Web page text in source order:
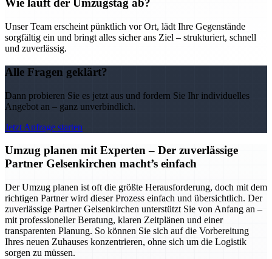
Wie läuft der Umzugstag ab?
Unser Team erscheint pünktlich vor Ort, lädt Ihre Gegenstände
sorgfältig ein und bringt alles sicher ans Ziel – strukturiert, schnell
und zuverlässig.
Alle Fragen geklärt?
Dann probieren Sie es jetzt aus und fordern Sie Ihr individuelles
Angebot an – ganz unverbindlich.
Jetzt Anfrage starten
Umzug planen mit Experten – Der zuverlässige
Partner Gelsenkirchen macht’s einfach
Der Umzug planen ist oft die größte Herausforderung, doch mit dem
richtigen Partner wird dieser Prozess einfach und übersichtlich. Der
zuverlässige Partner Gelsenkirchen unterstützt Sie von Anfang an –
mit professioneller Beratung, klaren Zeitplänen und einer
transparenten Planung. So können Sie sich auf die Vorbereitung
Ihres neuen Zuhauses konzentrieren, ohne sich um die Logistik
sorgen zu müssen.